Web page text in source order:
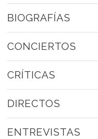
BIOGRAFÍAS
CONCIERTOS
CRÍTICAS
DIRECTOS
ENTREVISTAS